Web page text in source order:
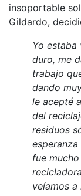
insoportable
Gildardo,
Yo estaba
duro, me
trabajo
dando
le acepté
del
residuos
fue
veíamos